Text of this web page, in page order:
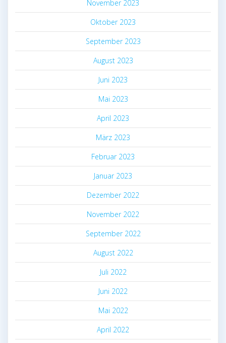
November 2023
Oktober 2023
September 2023
August 2023
Juni 2023
Mai 2023
April 2023
März 2023
Februar 2023
Januar 2023
Dezember 2022
November 2022
September 2022
August 2022
Juli 2022
Juni 2022
Mai 2022
April 2022